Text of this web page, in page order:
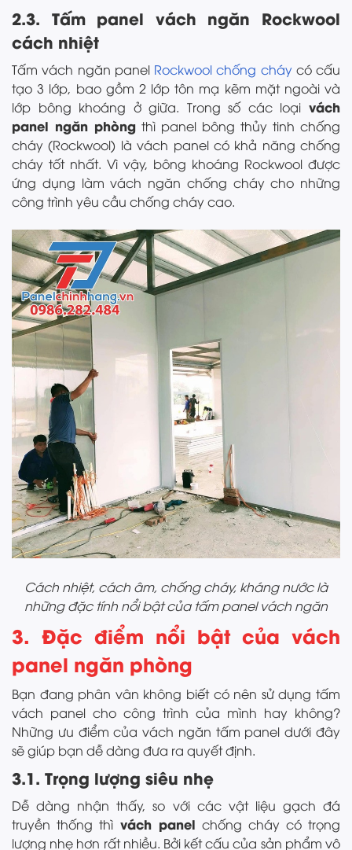
2.3. Tấm panel vách ngăn Rockwool
cách nhiệt
Tấm vách ngăn panel Rockwool chống cháycó cấu
tạo 3 lớp, bao gồm 2 lớp tôn mạ kẽm mặt ngoài và
lớp bông khoáng ở giữa. Trong số các loại vách
panel ngăn phòng thì panel bông thủy tinh chống
cháy (Rockwool) là vách panel có khả năng chống
cháy tốt nhất. Vì vậy, bông khoáng Rockwool được
ứng dụng làm vách ngăn chống cháy cho những
công trình yêu cầu chống cháy cao.
Cách nhiệt, cách âm, chống cháy, kháng nước là
những đặc tính nổi bật của tấm panel vách ngăn
3. Đặc điểm nổi bật của vách
panel ngăn phòng
Bạn đang phân vân không biết có nên sử dụng tấm
vách panel cho công trình của mình hay không?
Những ưu điểm của vách ngăn tấm panel dưới đây
sẽ giúp bạn dễ dàng đưa ra quyết định.
3.1. Trọng lượng siêu nhẹ
Dễ dàng nhận thấy, so với các vật liệu gạch đá
truyền thống thì vách panel chống cháy có trọng
lượng nhẹ hơn rất nhiều. Bởi kết cấu của sản phẩm vô